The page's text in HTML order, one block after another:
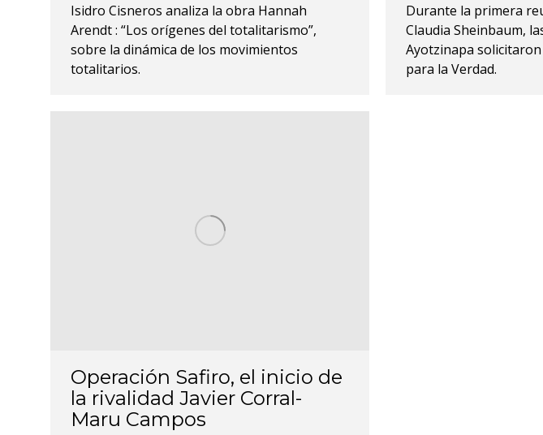
Isidro Cisneros analiza la obra Hannah
Arendt : “Los orígenes del totalitarismo”,
sobre la dinámica de los movimientos
totalitarios.
Durante la primera
Claudia Sheinbaum,
Ayotzinapa
para la Verdad.
Operación Safiro, el inicio de
la rivalidad Javier Corral-
Maru Campos